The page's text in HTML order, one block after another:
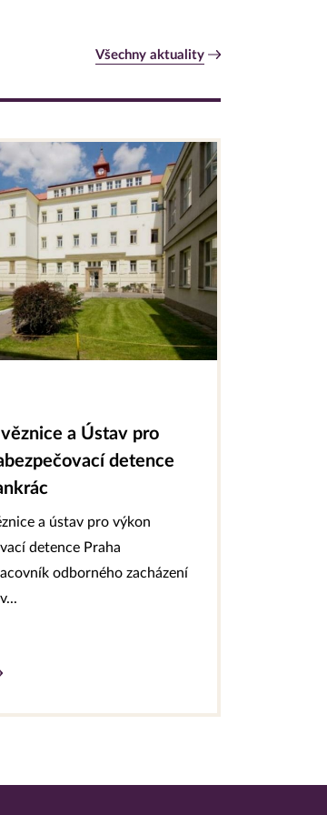
Všechny aktuality
a Ústav pro
detence
a ústav pro výkon
detence Praha
odborného zacházení